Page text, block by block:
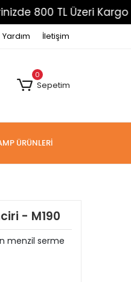
TL Üzeri Kargo Ücretsiz
Yardım İletişim
0
Sepetim
ÜRÜNLERİ
- M190
menzil serme